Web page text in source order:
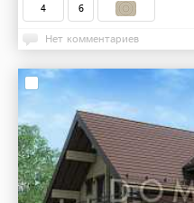
4
6
Нет комментариев